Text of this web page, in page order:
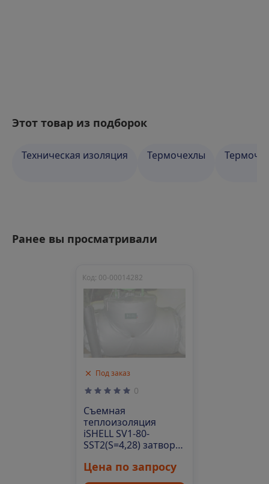
Этот товар из подборок
Техническая изоляция Термочехлы
Ранее вы просматривали
Под заказ
Код: 00-00014282
0
Съемная
теплоизоляция
iSHELL SV1-80-
SST2(S=4,28) затвор
Цена по запросу